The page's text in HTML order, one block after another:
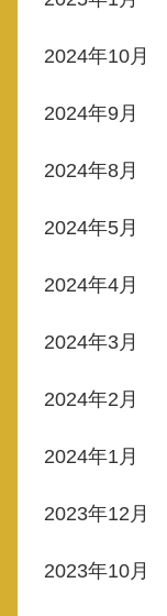
2024年10月
2024年9月
2024年8月
2024年5月
2024年4月
2024年3月
2024年2月
2024年1月
2023年12月
2023年10月